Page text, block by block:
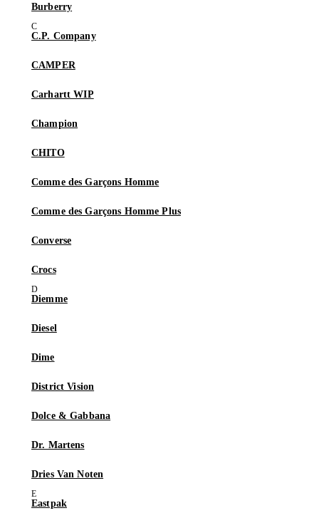
Burberry
C.P. Company
CAMPER
Carhartt WIP
Champion
CHITO
Comme des Garçons Homme
Comme des Garçons Homme Plus
Converse
Crocs
Diemme
Diesel
Dime
District Vision
Dolce & Gabbana
Dr. Martens
Dries Van Noten
Eastpak